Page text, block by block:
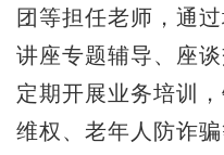
团等担任老师，通
讲座专题辅导、座
定期开展业务培训
维权、老年人防诈